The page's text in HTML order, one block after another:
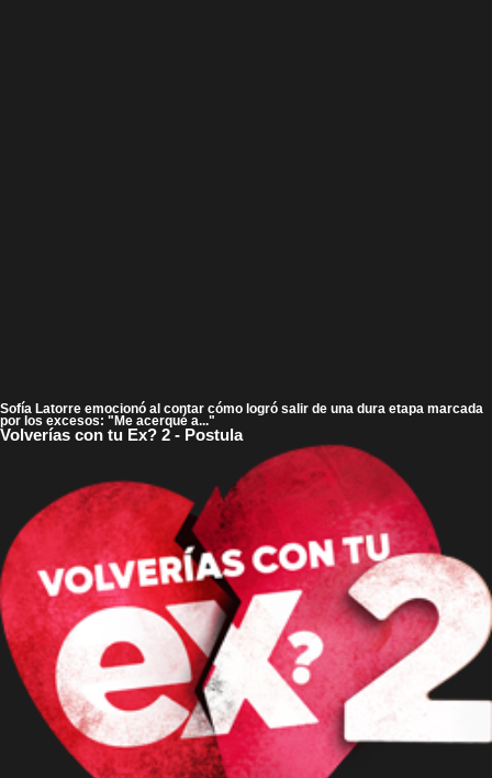
Sofía Latorre emocionó al contar cómo logró salir de una dura etapa marcada
por los excesos: "Me acerqué a..."
Volverías con tu Ex? 2 - Postula